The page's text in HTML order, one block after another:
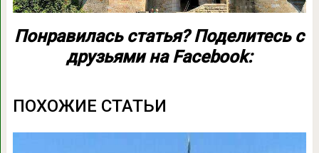
Понравилась статья? Поделитесь с
друзьями на Facebook:
ПОХОЖИЕ СТАТЬИ